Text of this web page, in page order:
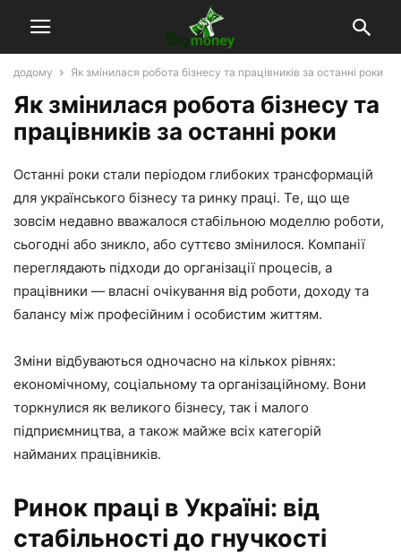
додому Як змінилася робота бізнесу та працівників за останні роки
Як змінилася робота бізнесу та
працівників за останні роки
Останні роки стали періодом глибоких трансформацій
для українського бізнесу та ринку праці. Те, що ще
зовсім недавно вважалося стабільною моделлю роботи,
сьогодні або зникло, або суттєво змінилося. Компанії
переглядають підходи до організації процесів, а
працівники — власні очікування від роботи, доходу та
балансу між професійним і особистим життям.
Зміни відбуваються одночасно на кількох рівнях:
економічному, соціальному та організаційному. Вони
торкнулися як великого бізнесу, так і малого
підприємництва, а також майже всіх категорій
найманих працівників.
Ринок праці в Україні: від
стабільності до гнучкості